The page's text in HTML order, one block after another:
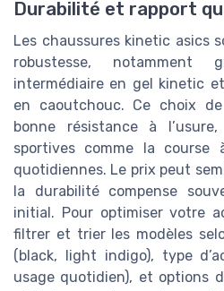
Durabilité et rapport
Les chaussures kinetic asics
robustesse,
intermédiaire en gel kinetic
en caoutchouc. Ce choix
bonne résistance à
sportives comme la
quotidiennes. Le prix peut
la durabilité compense
initial. Pour optimiser votre
filtrer et trier les modèles
(black, light indigo), type
usage quotidien), et options